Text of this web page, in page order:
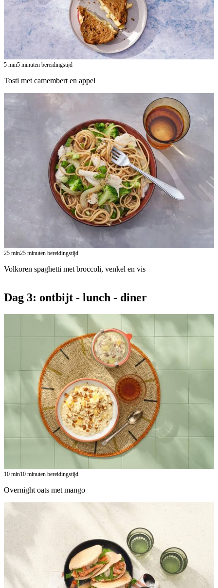
5 min5 minuten bereidingstijd
Tosti met camembert en appel
25 min25 minuten bereidingstijd
Volkoren spaghetti met broccoli, venkel en vis
Dag 3: ontbijt - lunch - diner
10 min10 minuten bereidingstijd
Overnight oats met mango